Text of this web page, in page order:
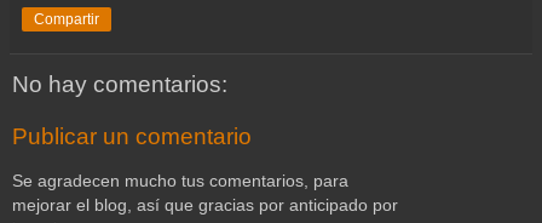
Compartir
No hay comentarios:
Publicar un comentario
Se agradecen mucho tus comentarios, para
mejorar el blog, así que gracias por anticipado por